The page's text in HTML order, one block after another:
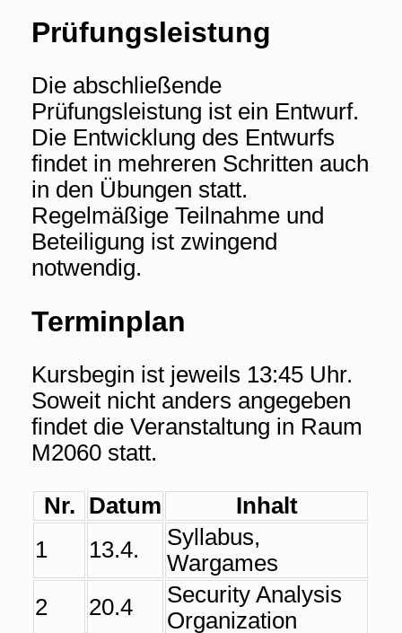
Prüfungsleistung
Die abschließende
Prüfungsleistung ist ein Entwurf.
Die Entwicklung des Entwurfs
findet in mehreren Schritten auch
in den Übungen statt.
Regelmäßige Teilnahme und
Beteiligung ist zwingend
notwendig.
Terminplan
Kursbegin ist jeweils 13:45 Uhr.
Soweit nicht anders angegeben
findet die Veranstaltung in Raum
M2060 statt.
Nr. Datum
Inhalt
1
13.4.
Syllabus,
Wargames
2
20.4
Security Analysis
Organization